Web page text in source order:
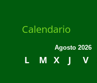
Calendario
Agosto 2026
L M X J V